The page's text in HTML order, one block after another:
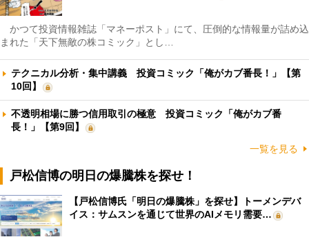
かつて投資情報雑誌「マネーポスト」にて、圧倒的な情報量が詰め込
まれた「天下無敵の株コミック」とし…
テクニカル分析・集中講義 投資コミック「俺がカブ番長！」【第
10回】
不透明相場に勝つ信用取引の極意 投資コミック「俺がカブ番
長！」【第9回】
一覧を見る
戸松信博の明日の爆騰株を探せ！
【戸松信博氏「明日の爆騰株」を探せ】トーメンデバ
イス：サムスンを通じて世界のAIメモリ需要…